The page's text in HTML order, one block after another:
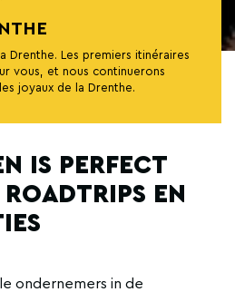
Drenthe. Les premiers itinéraires
vous, et nous continuerons
joyaux de la Drenthe.
IS PERFECT
EN
ondernemers in de